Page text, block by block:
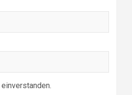
einverstanden.